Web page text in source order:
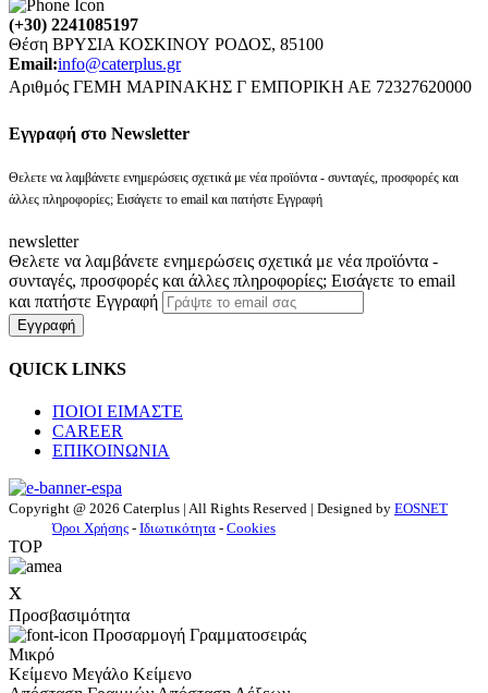
(+30) 2241085197
Θέση ΒΡΥΣΙΑ ΚΟΣΚΙΝΟΥ ΡΟΔΟΣ, 85100
Email:info@caterplus.gr
Αριθμός ΓΕΜΗ ΜΑΡΙΝΑΚΗΣ Γ ΕΜΠΟΡΙΚΗ ΑΕ 72327620000
Eγγραφή στο Newsletter
Θελετε να λαμβάνετε ενημερώσεις σχετικά με νέα προϊόντα - συνταγές, προσφορές και
άλλες πληροφορίες; Εισάγετε το email και πατήστε Εγγραφή
newsletter
Θελετε να λαμβάνετε ενημερώσεις σχετικά με νέα προϊόντα -
συνταγές, προσφορές και άλλες πληροφορίες; Εισάγετε το email
και πατήστε Εγγραφή
Εγγραφή
QUICK LINKS
ΠΟΙΟΙ ΕΙΜΑΣΤΕ
CAREER
ΕΠΙΚΟΙΝΩΝΙΑ
Copyright @ 2026 Caterplus | All Rights Reserved | Designed by EOSNET
Όροι Χρήσης - Ιδιωτικότητα - Cookies
TOP
x
Προσβασιμότητα
Προσαρμογή Γραμματοσειράς
Μικρό
Κείμενο Μεγάλο Κείμενο